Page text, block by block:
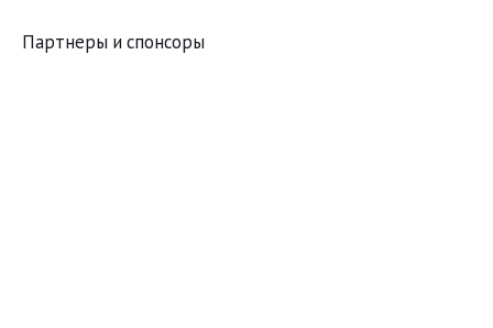
Партнеры и спонсоры